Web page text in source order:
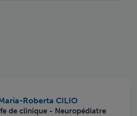
Roberta CILIO
de clinique - Neuropédiatre